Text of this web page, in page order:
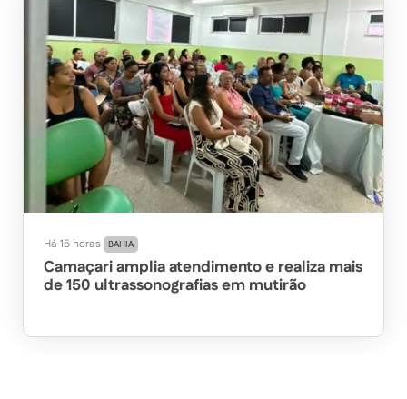
Há 15 horas BAHIA
Camaçari amplia atendimento e realiza mais
de 150 ultrassonografias em mutirão